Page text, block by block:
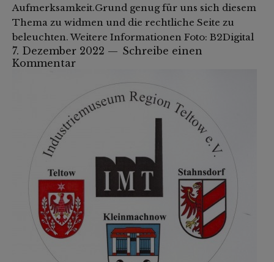
Aufmerksamkeit.Grund genug für uns sich diesem
Thema zu widmen und die rechtliche Seite zu
beleuchten. Weitere Informationen Foto: B2Digital
7. Dezember 2022
Schreibe einen
Kommentar